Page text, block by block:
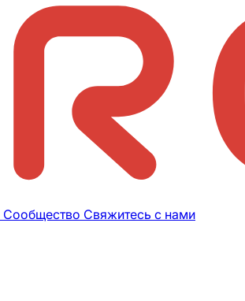
Сообщество Свяжитесь с нами